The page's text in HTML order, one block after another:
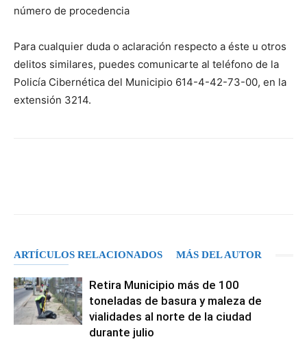
número de procedencia
Para cualquier duda o aclaración respecto a éste u otros
delitos similares, puedes comunicarte al teléfono de la
Policía Cibernética del Municipio 614-4-42-73-00, en la
extensión 3214.
ARTÍCULOS RELACIONADOS MÁS DEL AUTOR
Retira Municipio más de 100
toneladas de basura y maleza de
vialidades al norte de la ciudad
durante julio